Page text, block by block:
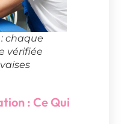
chaque
vérifiée
: Ce Qui